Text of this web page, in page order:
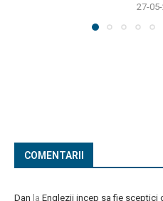
27-
COMENTARII
Dan la Englezii incep sa fie sceptici